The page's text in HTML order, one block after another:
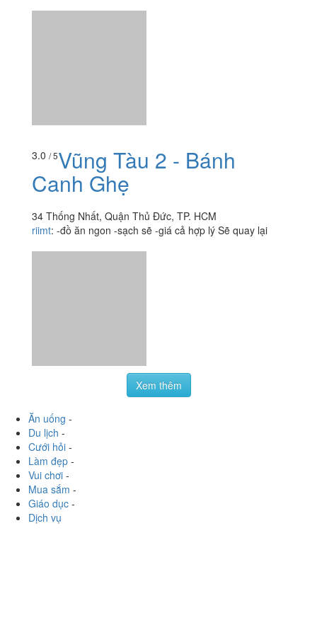
Ăn uống -
-
Cưới hỏi-
Làm đẹp -
Vui chơi
Mua sắm-
Giáo dục-
Dịch vụ